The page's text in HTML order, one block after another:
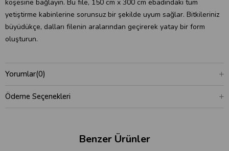
köşesine bağlayın. Bu file, 150 cm x 300 cm ebadındaki tüm
yetiştirme kabinlerine sorunsuz bir şekilde uyum sağlar. Bitkileriniz
büyüdükçe, dalları filenin aralarından geçirerek yatay bir form
oluşturun.
Yorumlar(0)
Ödeme Seçenekleri
Benzer Ürünler